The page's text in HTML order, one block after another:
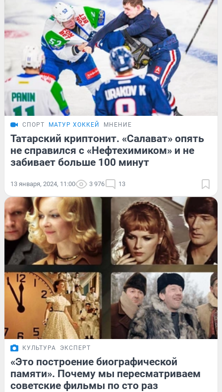
СПОРТ МАТУР ХОККЕЙ МНЕНИЕ
Татарский криптонит. «Салават» опять
не справился с «Нефтехимиком» и не
забивает больше 100 минут
13 января, 2024, 11:00 3 976 13
КУЛЬТУРА ЭКСПЕРТ
«Это построение биографической
памяти». Почему мы пересматриваем
советские фильмы по сто раз